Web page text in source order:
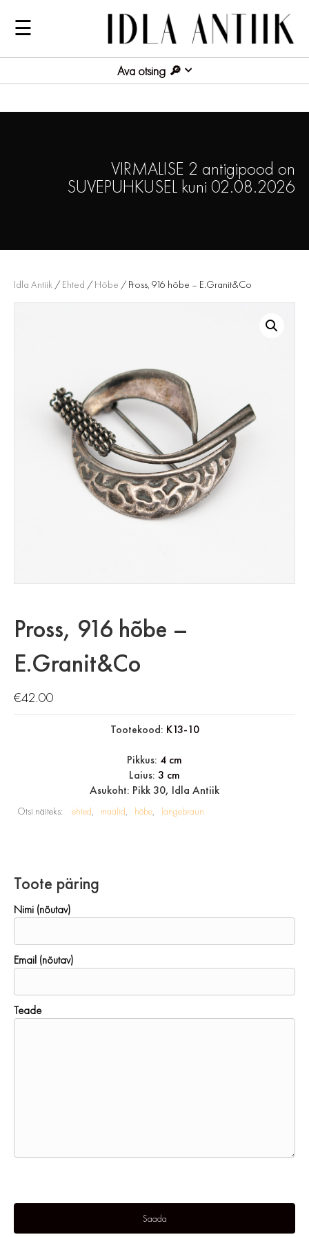
☰
Ava otsing
VIRMALISE 2 antigipood on
SUVEPUHKUSEL kuni 02.08.2026
Idla Antiik / Ehted / Hõbe / Pross, 916 hõbe – E.Granit&Co
Pross, 916 hõbe –
E.Granit&Co
€42.00
Tootekood: K13-10
Pikkus: 4 cm
Laius: 3 cm
Asukoht: Pikk 30, Idla Antiik
Otsi näiteks: ehted maalid hõbe langebraun
Toote päring
Nimi (nõutav)
Email (nõutav)
Teade